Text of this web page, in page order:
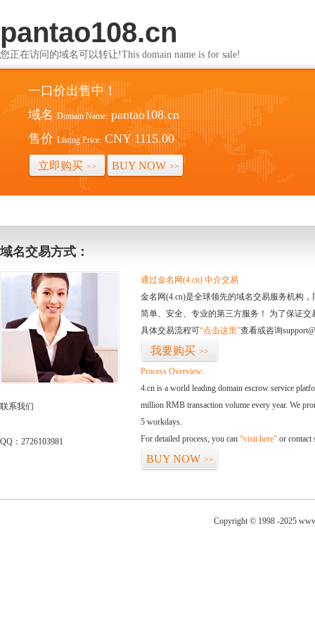
pantao108.cn
您正在访问的域名可以转让!This domain name is for sale!
一口价出售中！
域名 Domain Name: pantao108.cn
售价 Listing Price: CNY 1115.00
立即购买 >> BUY NOW >>
域名交易方式：
联系我们
QQ：2726103981
通过金名网(4.cn) 中介交易
金名网(4.cn)是全球领先的域名交易服务机构
简单、安全、专业的第三方服务！ 为了保证
具体交易流程可“点击这里”查看或咨询
我要购买 >>
Process Overview:
4.cn is a world leading domain escrow service
million RMB transaction volume every year. We
5 workdays.
For detailed process, you can “visit here” or contact
BUY NOW >>
Copyright © 1998 -2025